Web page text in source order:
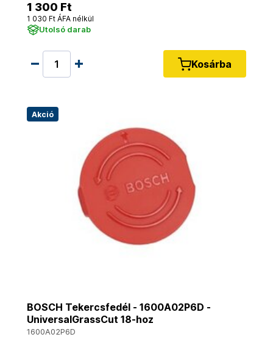
1 300 Ft
1 030 Ft ÁFA nélkül
Utolsó darab
Kosárba
Akció
BOSCH Tekercsfedél - 1600A02P6D -
UniversalGrassCut 18-hoz
1600A02P6D